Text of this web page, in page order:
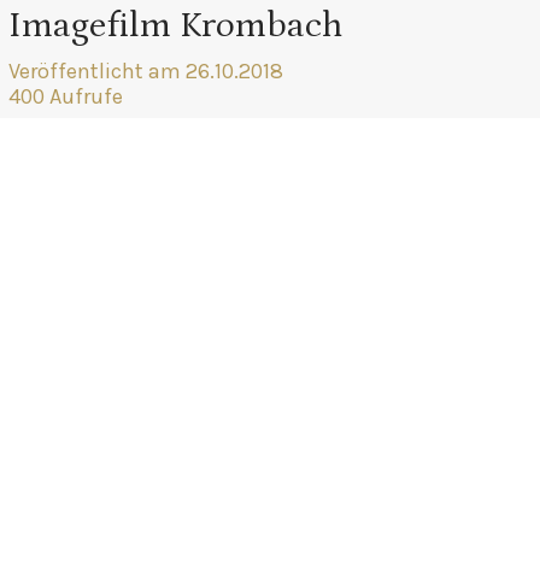
Imagefilm Krombach
Veröffentlicht am 26.10.2018
400 Aufrufe